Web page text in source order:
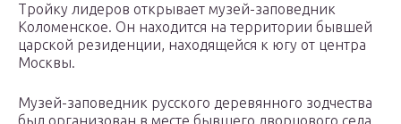
Тройку лидеров открывает музей-заповедник
Коломенское. Он находится на территории бывшей
царской резиденции, находящейся к югу от центра
Москвы.
Музей-заповедник русского деревянного зодчества
был организован в месте бывшего дворцового села